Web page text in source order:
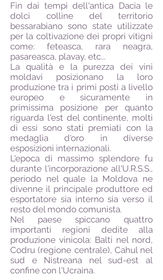
Fin dai tempi dell'antica Dacia le
dolci colline del territorio
bessarabiano sono state utilizzate
per la coltivazione dei propri vitigni
come: feteasca, rara neagra,
pasareasca, plavay, etc...
La qualità e la purezza dei vini
moldavi posizionano la loro
produzione tra i primi posti a livello
europeo e sicuramente in
primissima posizione per quanto
riguarda l'est del continente, molti
di essi sono stati premiati con la
medaglia d'oro in diverse
esposizioni internazionali.
L'epoca di massimo splendore fu
durante l'incorporazione all'U.R.S.S.,
periodo nel quale la Moldova ne
divenne il principale produttore ed
esportatore sia interno sia verso il
resto del mondo comunista.
Nel paese spiccano quattro
importanti regioni dedite alla
produzione vinicola: Balti nel nord,
Codru (regione centrale), Cahul nel
sud e Nistreana nel sud-est al
confine con l'Ucraina.